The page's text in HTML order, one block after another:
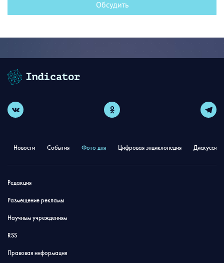
Обсудить
Новости События Фото дня Цифровая энциклопедия
Редакция
Размещение рекламы
Научным учреждениям
RSS
Правовая информация